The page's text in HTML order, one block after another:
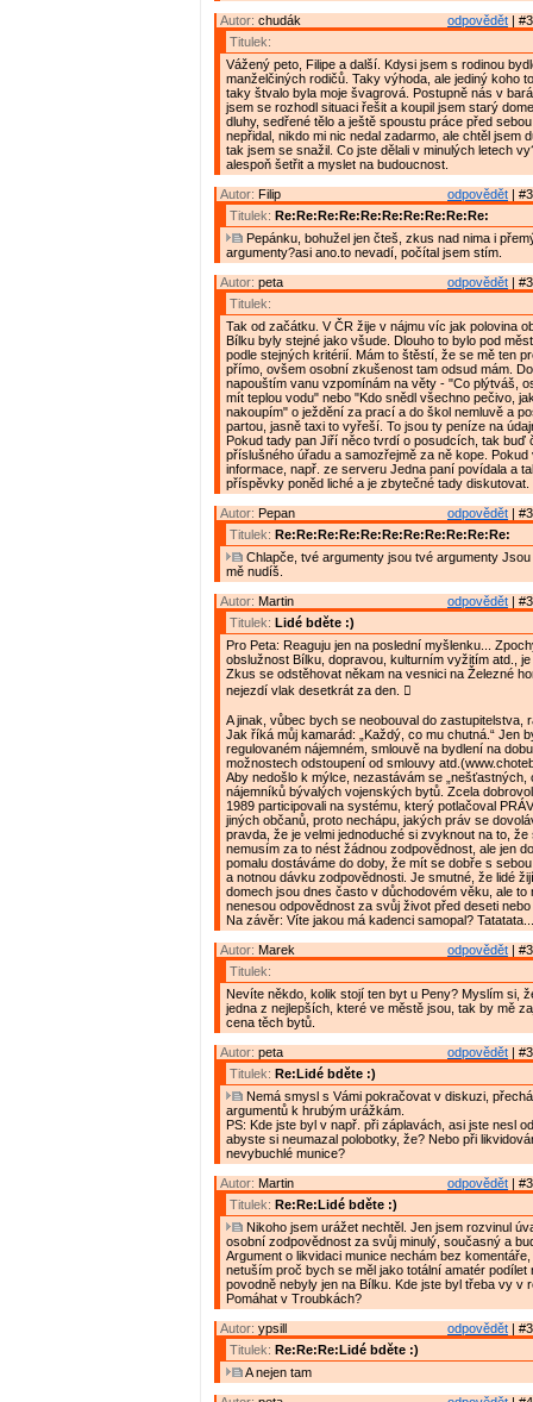
odpovědět |
Autor: chudák
Titulek:
Vážený peto, Filipe a další. Kdysi jsem s rodinou
manželčiných rodičů. Taky výhoda, ale jediný koho
taky štvalo byla moje švagrová. Postupně nás v
jsem se rozhodl situaci řešit a koupil jsem starý
dluhy, sedřené tělo a ještě spoustu práce před
nepřidal, nikdo mi nic nedal zadarmo, ale chtěl jsem
tak jsem se snažil. Co jste dělali v minulých letech
alespoň šetřit a myslet na budoucnost.
odpovědět |
Autor: Filip
Titulek: Re:Re:Re:Re:Re:Re:Re:Re:Re:Re:
Pepánku, bohužel jen čteš, zkus nad nima i
argumenty?asi ano.to nevadí, počítal jsem stím.
odpovědět |
Autor: peta
Titulek:
Tak od začátku. V ČR žije v nájmu víc jak polovina
Bílku byly stejné jako všude. Dlouho to bylo pod
podle stejných kritérií. Mám to štěstí, že se mě ten
přímo, ovšem osobní zkušenost tam odsud mám.
napouštím vanu vzpomínám na věty - "Co plýtváš,
mít teplou vodu" nebo "Kdo snědl všechno pečivo,
nakoupím" o ježdění za prací a do škol nemluvě a
partou, jasně taxi to vyřeší. To jsou ty peníze na
Pokud tady pan Jiří něco tvrdí o posudcích, tak buď
příslušného úřadu a samozřejmě za ně kope. Pokud
informace, např. ze serveru Jedna paní povídala a
příspěvky poněd liché a je zbytečné tady diskutovat.
odpovědět |
Autor: Pepan
Titulek: Re:Re:Re:Re:Re:Re:Re:Re:Re:Re:Re:
Chlapče, tvé argumenty jsou tvé argumenty
mě nudíš.
odpovědět |
Autor: Martin
Titulek: Lidé bděte :)
Pro Peta: Reaguju jen na poslední myšlenku...
obslužnost Bílku, dopravou, kulturním vyžitím atd.,
Zkus se odstěhovat někam na vesnici na Železné
nejezdí vlak desetkrát za den. 
A jinak, vůbec bych se neobouval do zastupitelstva,
Jak říká můj kamarád: „Každý, co mu chutná.“ Jen
regulovaném nájemném, smlouvě na bydlení na
možnostech odstoupení od smlouvy
Aby nedošlo k mýlce, nezastávám se „nešťastných,
nájemníků bývalých vojenských bytů. Zcela
1989 participovali na systému, který potlačoval
jiných občanů, proto nechápu, jakých práv se
pravda, že je velmi jednoduché si zvyknout na to, že
nemusím za to nést žádnou zodpovědnost, ale jen
pomalu dostáváme do doby, že mít se dobře s
a notnou dávku zodpovědnosti. Je smutné, že lidé
domech jsou dnes často v důchodovém věku, ale to
nenesou odpovědnost za svůj život před deseti nebo
Na závěr: Víte jakou má kadenci samopal?
odpovědět |
Autor: Marek
Titulek:
Nevíte někdo, kolik stojí ten byt u Peny? Myslím si,
jedna z nejlepších, které ve městě jsou, tak by mě
cena těch bytů.
odpovědět |
Autor: peta
Titulek: Re:Lidé bděte :)
Nemá smysl s Vámi pokračovat v diskuzi,
argumentů k hrubým urážkám.
PS: Kde jste byl v např. při záplavách, asi jste nesl
abyste si neumazal polobotky, že? Nebo při
nevybuchlé munice?
odpovědět |
Autor: Martin
Titulek: Re:Re:Lidé bděte :)
Nikoho jsem urážet nechtěl. Jen jsem rozvinul
osobní zodpovědnost za svůj minulý, současný a
Argument o likvidaci munice nechám bez
netuším proč bych se měl jako totální amatér podílet
povodně nebyly jen na Bílku. Kde jste byl třeba vy v
Pomáhat v Troubkách?
odpovědět |
Autor: ypsill
Titulek: Re:Re:Re:Lidé bděte :)
A nejen tam